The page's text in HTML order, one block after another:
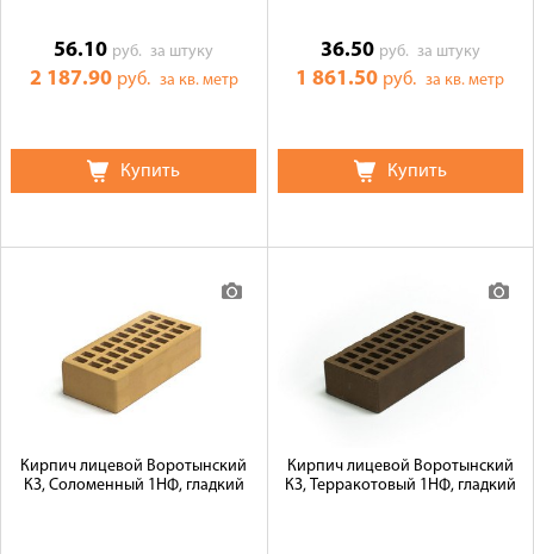
56.10 руб.за штуку
2 187.90 руб. за кв. метр
Купить
36.50 руб. за штуку
1 861.50 руб.за кв. метр
Купить
Кирпич лицевой Воротынский
КЗ, Соломенный 1НФ, гладкий
Кирпич лицевой Воротынский
КЗ, Терракотовый 1НФ, гладкий